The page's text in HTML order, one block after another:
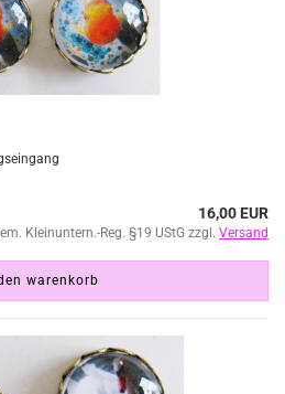
16,00 EUR
Kleinuntern.-Reg. §19 UStG zzgl. Versand
warenkorb